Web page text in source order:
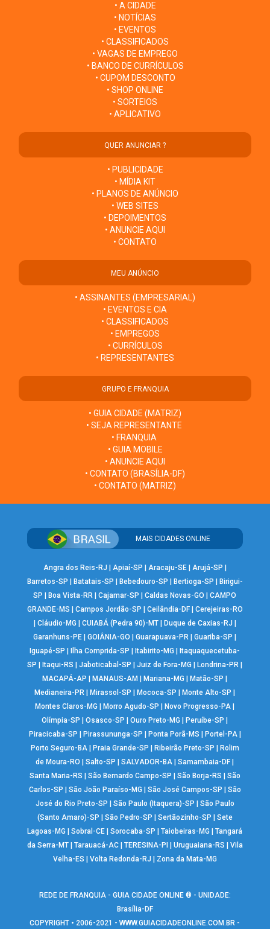
• A CIDADE
• NOTÍCIAS
• EVENTOS
• CLASSIFICADOS
• VAGAS DE EMPREGO
• BANCO DE CURRÍCULOS
• CUPOM DESCONTO
• SHOP ONLINE
• SORTEIOS
• APLICATIVO
QUER ANUNCIAR ?
• PUBLICIDADE
• MÍDIA KIT
• PLANOS DE ANÚNCIO
• WEB SITES
• DEPOIMENTOS
• ANUNCIE AQUI
• CONTATO
MEU ANÚNCIO
• ASSINANTES (EMPRESARIAL)
• EVENTOS E CIA
• CLASSIFICADOS
• EMPREGOS
• CURRÍCULOS
• REPRESENTANTES
GRUPO E FRANQUIA
• GUIA CIDADE (MATRIZ)
• SEJA REPRESENTANTE
• FRANQUIA
• GUIA MOBILE
• ANUNCIE AQUI
• CONTATO (BRASÍLIA-DF)
• CONTATO (MATRIZ)
MAIS CIDADES ONLINE
Angra dos Reis-RJ Apiaí-SP Aracaju-SE| Arujá-SP
Barretos-SP
Batatais-SP Bebedouro-SP Bertioga-SP
Birigui-
SP
Boa Vista-RR |Cajamar-SP |Caldas Novas-GO |CAMPO
GRANDE-MS
Campos Jordão-SP Ceilândia-DF| Cerejeiras-RO
Cláudio-MG CUIABÁ (Pedra 90)-MT| Duque de Caxias-RJ
Garanhuns-PE |GOIÂNIA-GO |Guarapuava-PR |Guariba-SP
Iguapé-SP
Ilha Comprida-SP Itabirito-MG
Itaquaquecetuba-
SP
Itaqui-RS |Jaboticabal-SP |Juiz de Fora-MG Londrina-PR
MACAPÁ-AP
MANAUS-AM Mariana-MG Matão-SP
Medianeira-PR
Mirassol-SP Mococa-SP Monte Alto-SP
Montes Claros-MG
Morro Agudo-SP Novo Progresso-PA
Olímpia-SP
|Osasco-SP |Ouro Preto-MG Peruíbe-SP
Piracicaba-SP
Pirassununga-SP Ponta Porã-MS Portel-PA|
Porto Seguro-BA| Praia Grande-SP Ribeirão Preto-SP
Rolim
de Moura-RO
|Salto-SP |SALVADOR-BA |Samambaia-DF
Santa Maria-RS
São Bernardo Campo-SP São Borja-RS
São
Carlos-SP
São João Paraíso-MG São José Campos-SP
São
José do Rio Preto-SP
São Paulo (Itaquera)-SP
São Paulo
(Santo Amaro)-SP
São Pedro-SP Sertãozinho-SP
Sete
Lagoas-MG
|Sobral-CE |Sorocaba-SP |Taiobeiras-MG |Tangará
da Serra-MT| Tarauacá-AC| TERESINA-PI Uruguaiana-RS
Vila
Velha-ES
Volta Redonda-RJ Zona da Mata-MG
REDE DE FRANQUIA - GUIA CIDADE ONLINE ® - UNIDADE:
Brasília-DF
COPYRIGHT • 2006-2021 -WWW.GUIACIDADEONLINE.COM.BR -